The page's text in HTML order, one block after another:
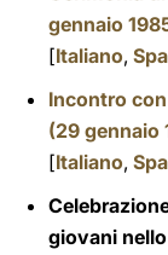
gennaio
[Italiano,
Incontro
(29 gennaio
[Italiano,
giovani